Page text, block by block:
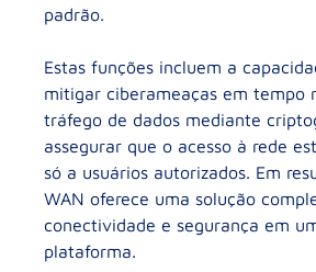
padrão.
Estas funções incluem a
mitigar ciberameaças em tempo
tráfego de dados mediante
assegurar que o acesso à rede
só a usuários autorizados. Em
WAN oferece uma solução
conectividade e segurança em
plataforma.